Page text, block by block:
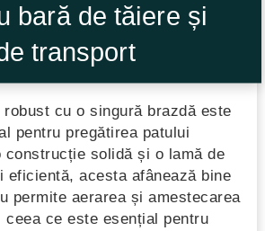
bară de tăiere și
transport
cu o singură brazdă este
pentru pregătirea patului
construcție solidă și o lamă de
eficientă, acesta afânează bine
permite aerarea și amestecarea
ceea ce este esențial pentru